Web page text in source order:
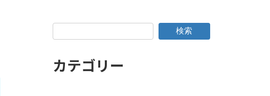
検索
カテゴリー